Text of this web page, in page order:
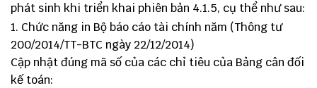
phát sinh khi triển khai phiên bản 4.1.5, cụ thể như sau:
Chức năng in Bộ báo cáo tài chính năm (Thông tư
200/2014/TT-BTC ngày 22/12/2014)
Cập nhật đúng mã số của các chỉ tiêu của Bảng cân đối
kế toán: